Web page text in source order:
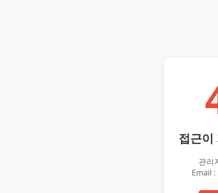
접근이
관리
Email